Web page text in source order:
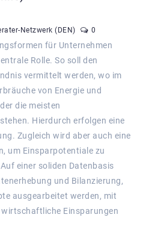
Netzwerk (DEN) 0
für Unternehmen
Rolle. So soll den
vermittelt werden, wo im
von Energie und
die meisten
Hierdurch erfolgen eine
Zugleich wird aber auch eine
um Einsparpotentiale zu
einer soliden Datenbasis
und Bilanzierung,
ausgearbeitet werden, mit
Einsparungen